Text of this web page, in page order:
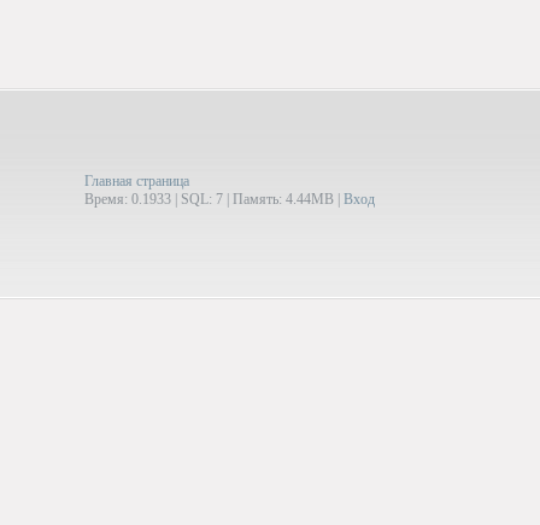
Главная страница
Время: 0.1933 | SQL: 7 | Память: 4.44MB Вход